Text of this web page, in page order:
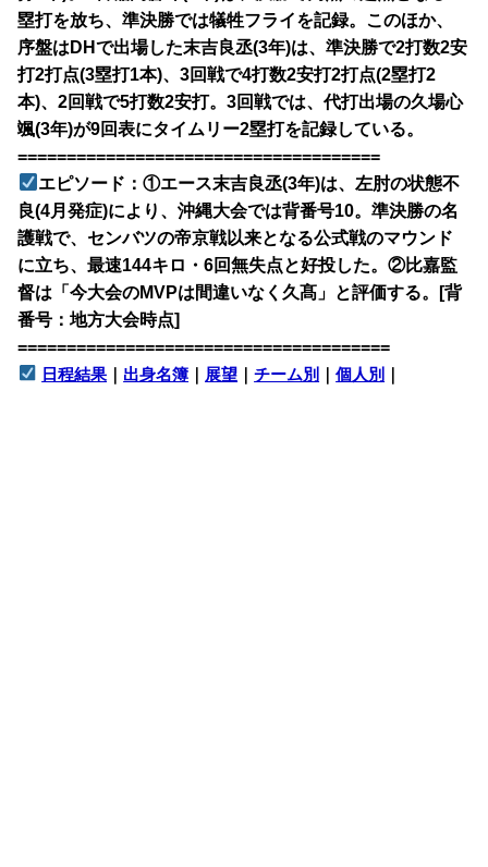
塁打を放ち、準決勝では犠牲フライを記録。このほか、
序盤はDHで出場した末吉良丞(3年)は、準決勝で2打数2安
打2打点(3塁打1本)、3回戦で4打数2安打2打点(2塁打2
本)、2回戦で5打数2安打。3回戦では、代打出場の久場心
颯(3年)が9回表にタイムリー2塁打を記録している。
=====================================
エピソード：①エース末吉良丞(3年)は、左肘の状態不
良(4月発症)により、沖縄大会では背番号10。準決勝の名
護戦で、センバツの帝京戦以来となる公式戦のマウンド
に立ち、最速144キロ・6回無失点と好投した。②比嘉監
督は「今大会のMVPは間違いなく久髙」と評価する。[背
番号：地方大会時点]
======================================
日程結果 ｜ 出身名簿 ｜ 展望 ｜チーム別 ｜個人別 ｜